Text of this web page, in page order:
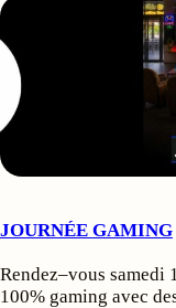
JOURNÉE GAMING
Rendez–vous samedi
100% gaming avec